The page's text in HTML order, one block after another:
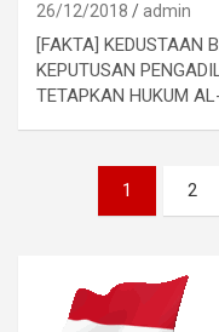
26/12/2018 admin
[FAKTA] KEDUSTAAN
KEPUTUSAN
TETAPKAN HUKUM
Navigasi
1 2